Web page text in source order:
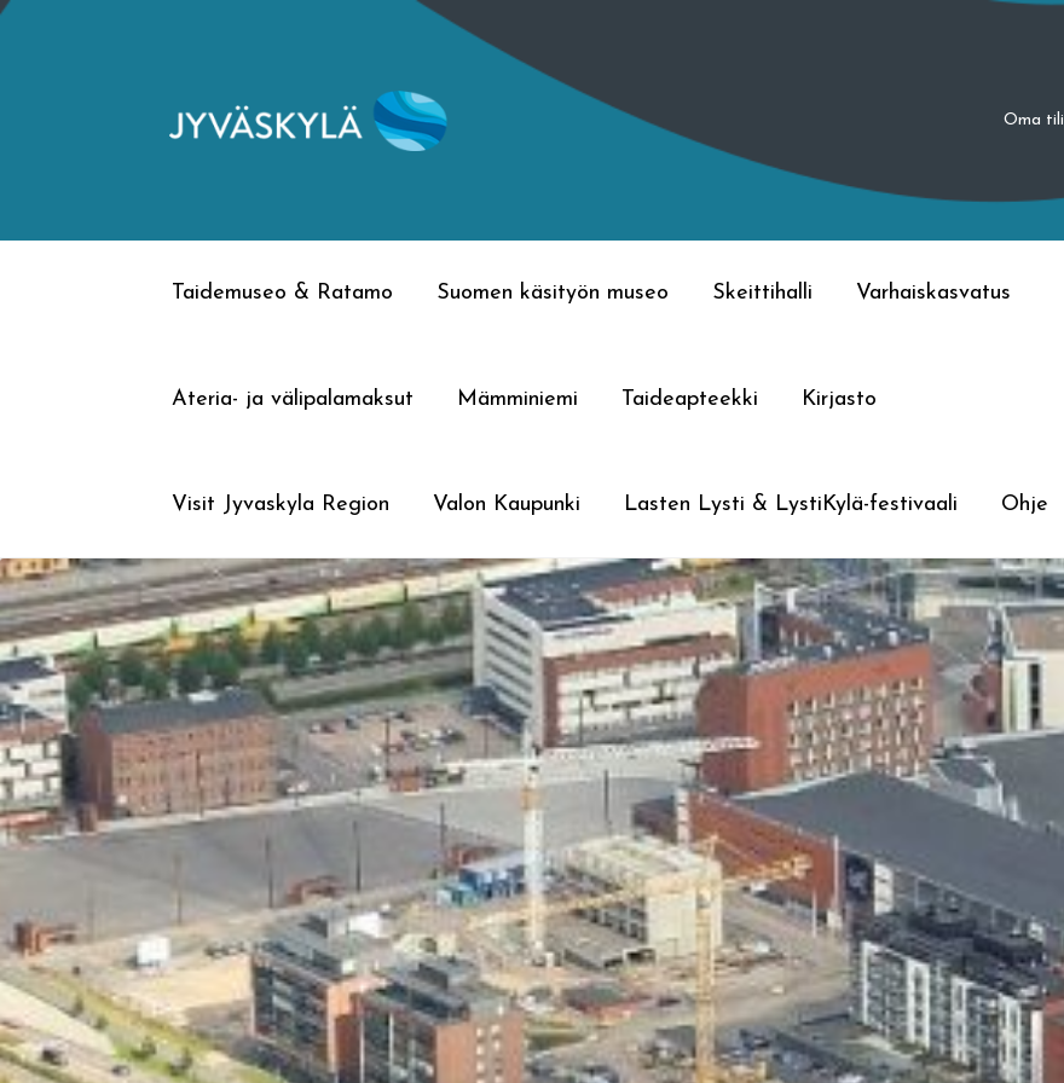
Siirry
Siirry
Oma tili
Taidemuseo & Ratamo Suomen käsityön museo Skeittihalli Varhaiskasvatus
Ateria- ja välipalamaksut Mämminiemi Taideapteekki Kirjasto
Visit Jyvaskyla Region Valon Kaupunki Lasten Lysti & LystiKylä-festivaali Ohje